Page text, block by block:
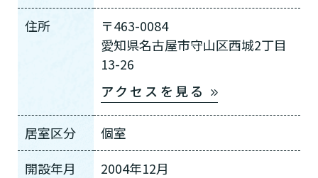
住所
〒463-0084
愛知県名古屋市守山区西城2丁目
13-26
アクセスを見る
居室区分
個室
開設年月
2004年12月